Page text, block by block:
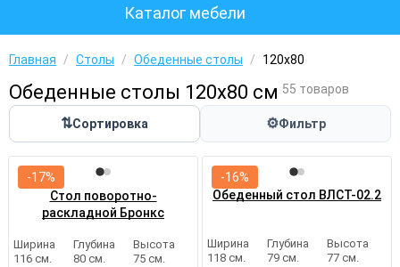
Каталог мебели
Главная / Столы / Обеденные столы / 120x80
Обеденные столы 120х80 см 55 товаров
⇅Сортировка ⚙Фильтр
Стол поворотно-
раскладной Бронкс
Ширина
116 см.
Глубина
80 см.
Высота
75 см.
-17%
Обеденный стол ВЛСТ-02.2
Ширина
118 см.
Глубина
79 см.
Высота
77 см.
-16%